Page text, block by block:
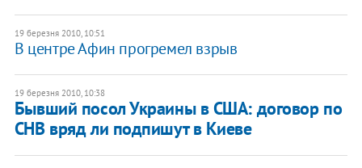
19 березня 2010, 10:51
В центре Афин прогремел взрыв
19 березня 2010, 10:38
Бывший посол Украины в США: договор по
СНВ вряд ли подпишут в Киеве